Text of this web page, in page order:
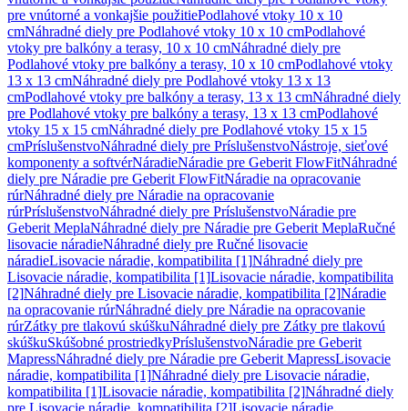
pre vnútorné a vonkajšie použitiePodlahové vtoky 10 x 10
cmNáhradné diely pre Podlahové vtoky 10 x 10 cmPodlahové
vtoky pre balkóny a terasy, 10 x 10 cmNáhradné diely pre
Podlahové vtoky pre balkóny a terasy, 10 x 10 cmPodlahové vtoky
13 x 13 cmNáhradné diely pre Podlahové vtoky 13 x 13
cmPodlahové vtoky pre balkóny a terasy, 13 x 13 cmNáhradné diely
pre Podlahové vtoky pre balkóny a terasy, 13 x 13 cmPodlahové
vtoky 15 x 15 cmNáhradné diely pre Podlahové vtoky 15 x 15
cmPríslušenstvoNáhradné diely pre PríslušenstvoNástroje, sieťové
komponenty a softvérNáradieNáradie pre Geberit FlowFitNáhradné
diely pre Náradie pre Geberit FlowFitNáradie na opracovanie
rúrNáhradné diely pre Náradie na opracovanie
rúrPríslušenstvoNáhradné diely pre PríslušenstvoNáradie pre
Geberit MeplaNáhradné diely pre Náradie pre Geberit MeplaRučné
lisovacie náradieNáhradné diely pre Ručné lisovacie
náradieLisovacie náradie, kompatibilita [1]Náhradné diely pre
Lisovacie náradie, kompatibilita [1]Lisovacie náradie, kompatibilita
[2]Náhradné diely pre Lisovacie náradie, kompatibilita [2]Náradie
na opracovanie rúrNáhradné diely pre Náradie na opracovanie
rúrZátky pre tlakovú skúškuNáhradné diely pre Zátky pre tlakovú
skúškuSkúšobné prostriedkyPríslušenstvoNáradie pre Geberit
MapressNáhradné diely pre Náradie pre Geberit MapressLisovacie
náradie, kompatibilita [1]Náhradné diely pre Lisovacie náradie,
kompatibilita [1]Lisovacie náradie, kompatibilita [2]Náhradné diely
pre Lisovacie náradie, kompatibilita [2]Lisovacie náradie,